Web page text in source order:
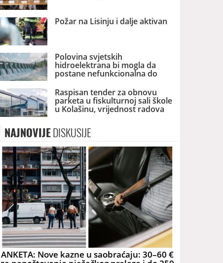
Požar na Lisinju i dalje aktivan
Polovina svjetskih
hidroelektrana bi mogla da
postane nefunkcionalna do
2060. godine
Raspisan tender za obnovu
parketa u fiskulturnoj sali škole
u Kolašinu, vrijednost radova
skoro 40.000 eura
NAJNOVIJEDISKUSIJE
ANKETA: Nove kazne u saobraćaju: 30–60 €